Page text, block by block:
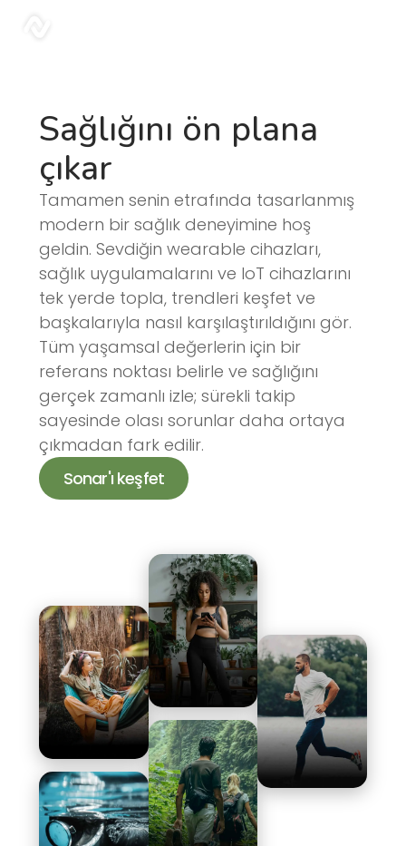
Sağlığını ön plana
çıkar
Tamamen senin etrafında tasarlanmış
modern bir sağlık deneyimine hoş
geldin. Sevdiğin wearable cihazları,
sağlık uygulamalarını ve IoT cihazlarını
tek yerde topla, trendleri keşfet ve
başkalarıyla nasıl karşılaştırıldığını gör.
Tüm yaşamsal değerlerin için bir
referans noktası belirle ve sağlığını
gerçek zamanlı izle; sürekli takip
sayesinde olası sorunlar daha ortaya
çıkmadan fark edilir.
Sonar'ı keşfet